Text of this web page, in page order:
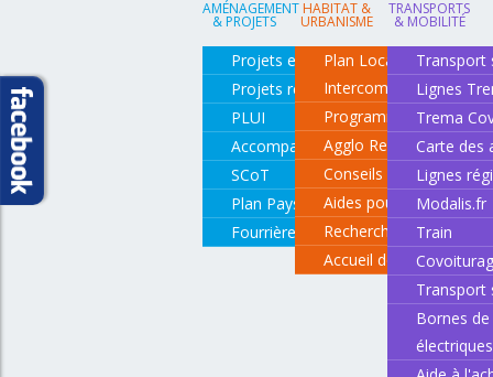
AMÉNAGEMENT
& PROJETS
Projets en cours
Projets réalisés
PLUI
Accompagnement de projets
SCoT
Plan Paysage
Fourrière animale
HABITAT &
URBANISME
Plan Local d'Urbanisme
Intercommunal
Programme local de
Agglo Renov
Conseils pour rénover
Aides pour rénover
Recherche d'un
Accueil des gens du
TRANSPORTS
& MOBILITÉ
Transport
Lignes
Trema
Carte des
Lignes
Modalis.fr
Train
Transport
Bornes
électriques